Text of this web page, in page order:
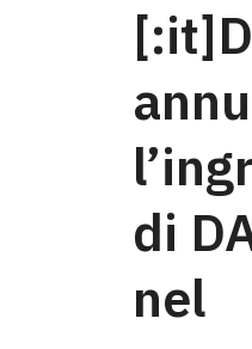
di
nel